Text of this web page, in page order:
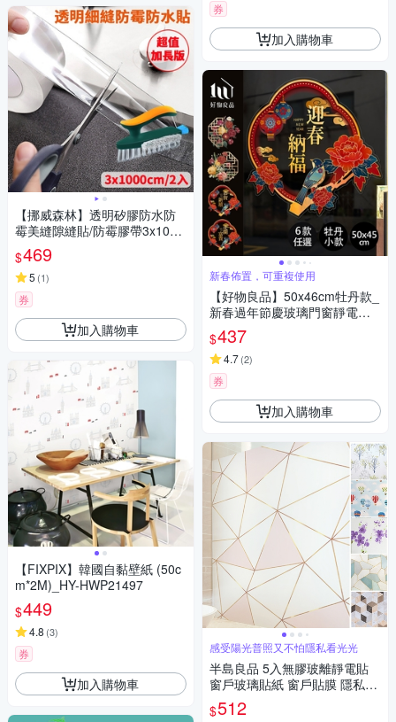
【挪威森林】透明矽膠防水防
霉美縫隙縫貼/防霉膠帶3x1000
cm二入(附萬用美鳳刷 顏色隨
機)
$469
5 (1)
券
加入購物車
【FIXPIX】韓國自黏壁紙 (50c
m*2M)_HY-HWP21497
$449
4.8 (3)
券
加入購物車
券
加入購物車
新春佈置，可重複使用
【好物良品】50x46cm牡丹款_
新春過年節慶玻璃門窗靜電窗
$437
4.7(2)
券
加入購物車
感受陽光普照又不怕隱私看光光
半島良品 5入無膠玻離靜電貼
窗戶玻璃貼紙 窗戶貼膜 隱私貼
窗戶貼紙 彩色 45X200
$512